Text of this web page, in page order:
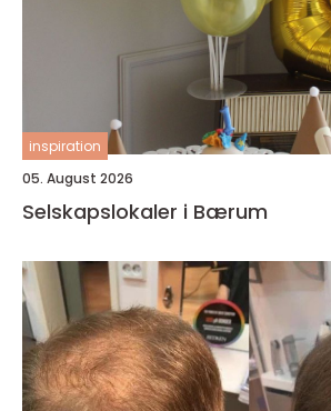
inspiration
05. August 2026
Selskapslokaler i Bærum